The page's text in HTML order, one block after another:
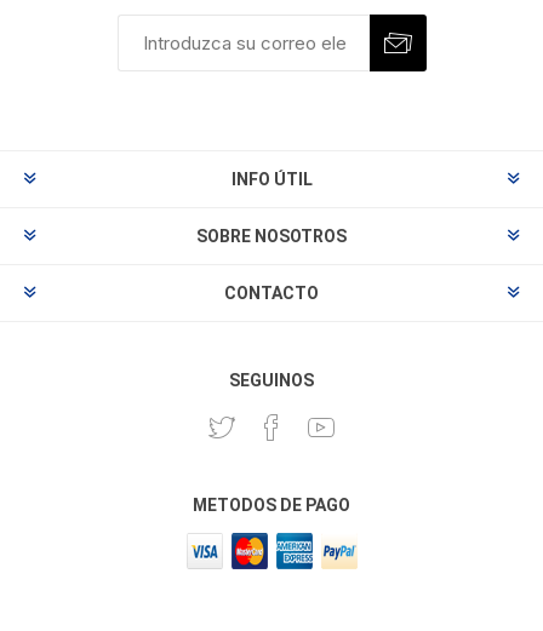
INFO ÚTIL
SOBRE NOSOTROS
CONTACTO
SEGUINOS
METODOS DE PAGO